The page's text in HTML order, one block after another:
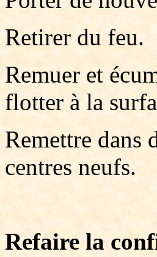
Retirer du feu.
Remuer et
flotter à la
Remettre dans
centres neufs.
Refaire la